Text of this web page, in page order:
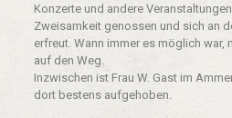
Konzerte und andere
Zweisamkeit genossen und sich an
erfreut. Wann immer es möglich war,
auf den Weg.
Inzwischen ist Frau W. Gast im
dort bestens aufgehoben.